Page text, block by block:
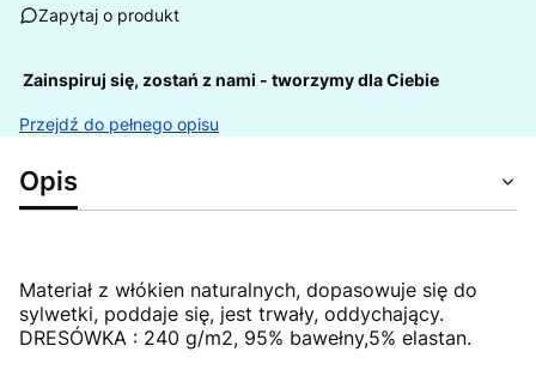
Zapytaj o produkt
Zainspiruj się, zostań z nami - tworzymy dla Ciebie
Przejdź do pełnego opisu
Opis
Materiał z włókien naturalnych, dopasowuje się do
sylwetki, poddaje się, jest trwały, oddychający.
DRESÓWKA : 240 g/m2, 95% bawełny,5% elastan.